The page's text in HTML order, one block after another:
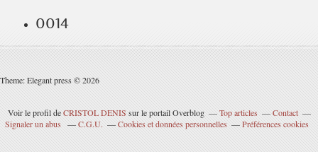
0014
Theme: Elegant press © 2026
Voir le profil deCRISTOL DENIS sur le portail Overblog Top articles
Contact
Signaler un abus
C.G.U. Cookies et données personnelles Préférences cookies